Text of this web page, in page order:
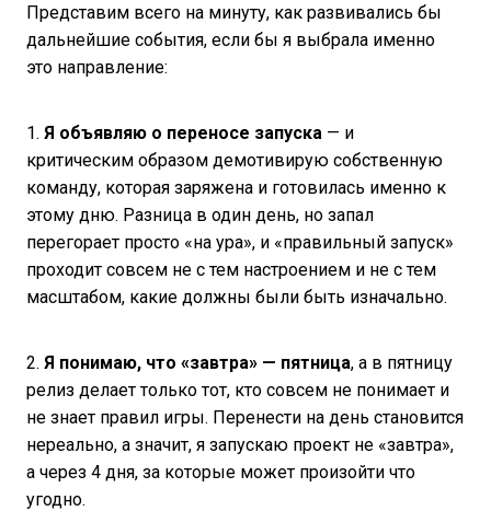
Представим всего на минуту, как развивались бы
дальнейшие события, если бы я выбрала именно
это направление:
1. Я объявляю о переносе запуска — и
критическим образом демотивирую собственную
команду, которая заряжена и готовилась именно к
этому дню. Разница в один день, но запал
перегорает просто «на ура», и «правильный запуск»
проходит совсем не с тем настроением и не с тем
масштабом, какие должны были быть изначально.
2. Я понимаю, что «завтра» — пятница, а в пятницу
релиз делает только тот, кто совсем не понимает и
не знает правил игры. Перенести на день становится
нереально, а значит, я запускаю проект не «завтра»,
а через 4 дня, за которые может произойти что
угодно.